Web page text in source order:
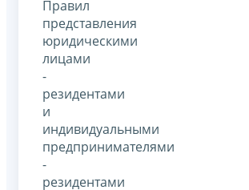
Правил
представления
юридическими
лицами
-
резидентами
и
индивидуальными
предпринимателями
-
резидентами